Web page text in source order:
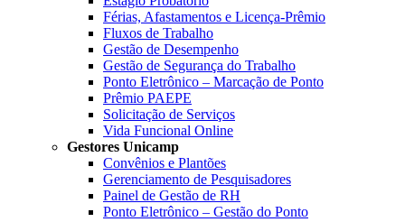
Férias, Afastamentos e Licença-Prêmio
Fluxos de Trabalho
Gestão de Desempenho
Gestão de Segurança do Trabalho
Ponto Eletrônico – Marcação de Ponto
Prêmio PAEPE
Solicitação de Serviços
Vida Funcional Online
Gestores Unicamp
Convênios e Plantões
Gerenciamento de Pesquisadores
Painel de Gestão de RH
Ponto Eletrônico – Gestão do Ponto